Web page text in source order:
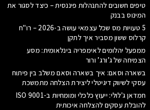
טיפים חשובים להתנהלות פיננסית – כיצד לסגור את
המינוס בבנק
5 טעויות מס שכל עצמאי עושה ב-2026 – רו"ח
קרלוס ששון מסביר איך לתקן
ממפעל יהלומים לאימפריה בינלאומית: מסע
הצמיחה של ג’ורג’ ורור
בשארה וסאם: איך בשארה וסאם משלב בין פיתוח
עסקי לשיווק דיגיטלי ליצירת הצלחה מתמשכת
חמדאן ג'לולי: ייעוץ כלכלי ומומחיות ב-ISO 9001
להובלת עסקים להצלחה איכותית